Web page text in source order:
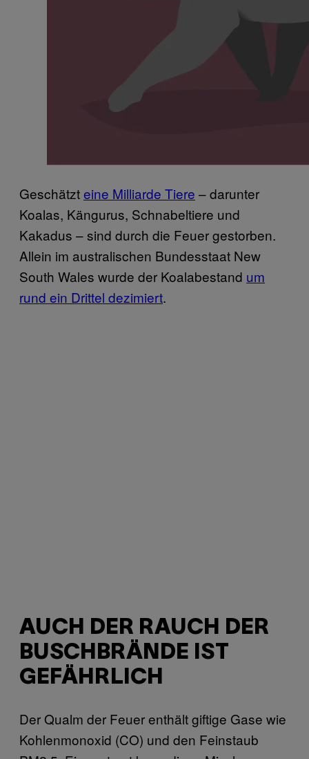
Geschätzteine Milliarde Tiere – darunter
Koalas, Kängurus, Schnabeltiere und
Kakadus – sind durch die Feuer gestorben.
Allein im australischen Bundesstaat New
South Wales wurde der Koalabestand um
rund ein Drittel dezimiert.
AUCH DER RAUCH DER
BUSCHBRÄNDE IST
GEFÄHRLICH
Der Qualm der Feuer enthält giftige Gase wie
Kohlenmonoxid (CO) und den Feinstaub